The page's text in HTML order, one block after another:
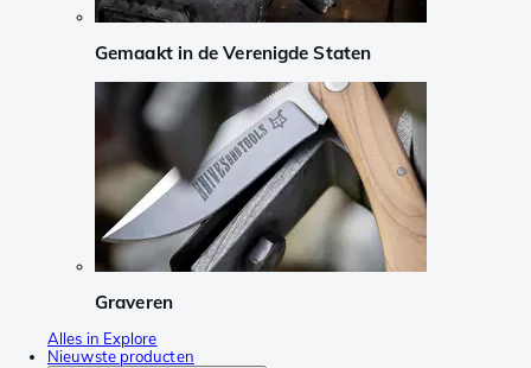
Gemaakt in de Verenigde Staten
Graveren
Alles in Explore
Nieuwste producten